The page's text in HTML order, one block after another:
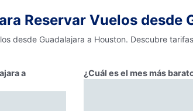
Reservar Vuelos desde
desde Guadalajara a Houston. Descubre
a
¿Cuál es el mes más